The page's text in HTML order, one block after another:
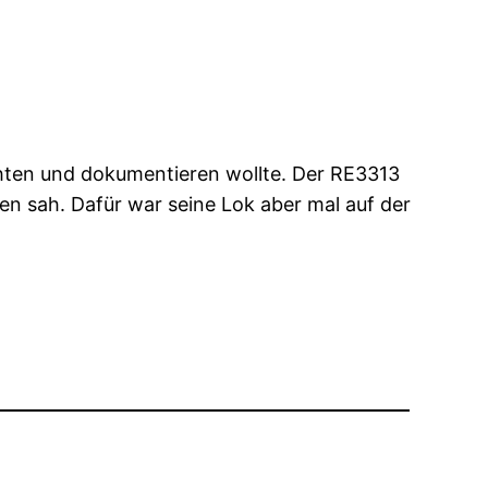
und dokumentieren wollte. Der RE3313
sah. Dafür war seine Lok aber mal auf der